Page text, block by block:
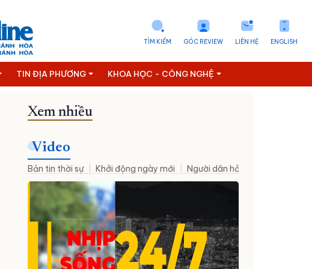
ENGLISH
LIÊN HỆ
GÓC REVIEW
TÌM KIẾM
TIN ĐỊA PHƯƠNG KHOA HỌC - CÔNG NGHỆ
Xem nhiều
Video
Bản tin thời sự Khởi động ngày mới Người dân hỏi – Cơ quan nhà